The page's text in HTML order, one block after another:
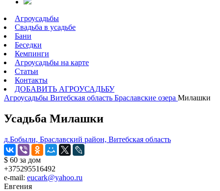
Агроусадьбы
Свадьба в усадьбе
Бани
Беседки
Кемпинги
Агроусадьбы на карте
Статьи
Контакты
ДОБАВИТЬ АГРОУСАДЬБУ
Агроусадьбы Витебская область Браславские озера Милашки
Усадьба Милашки
д.Бобыли, Браславский район, Витебская область
$ 60 за дом
+375295516492
e-mail: eucark@yahoo.ru
Евгения